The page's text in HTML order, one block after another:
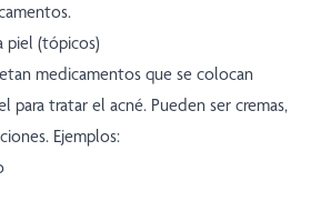
piel (tópicos)
medicamentos que se colocan
para tratar el acné. Pueden ser cremas,
Ejemplos: